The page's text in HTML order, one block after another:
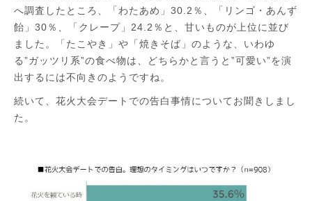
へ調査したところ、「わたあめ」30.2％、「リンゴ・あんず
飴」30％、「クレープ」24.2％と、甘いものが上位に並び
ました。「たこやき」や「焼きそば」のような、いわゆ
る”ガッツリ系”の食べ物は、どちらかと言うと”可愛い”を演
出するには不向きのようですね。
続いて、花火大会デートでの告白事情についてお聞きしまし
た。